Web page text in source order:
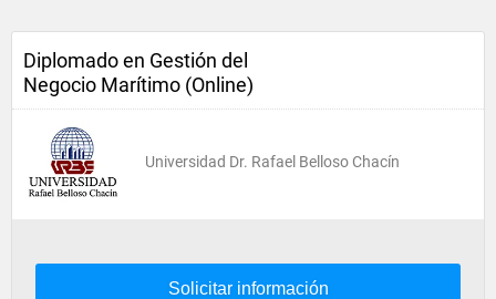
Diplomado en Gestión del
Negocio Marítimo (Online)
Universidad Dr. Rafael Belloso Chacín
Solicitar información